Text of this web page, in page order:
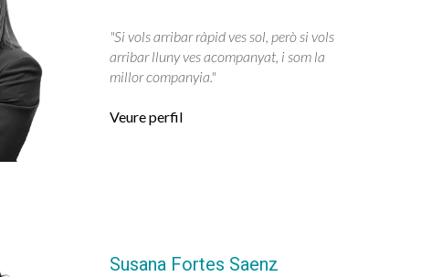
"Si vols arribar ràpid ves sol, però si vols
arribar lluny ves acompanyat, i som la
millor companyia."
Veure perfil
Susana Fortes Saenz